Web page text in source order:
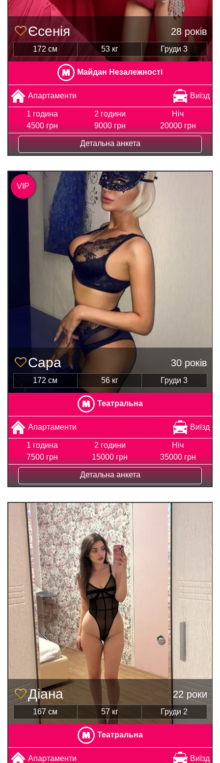
Єсенія 28 років
172 см 53 кг Груди 3
Майдан Незалежності
Апартаменти Виїзд
1 година
4500 грн
2 години
9000 грн
Ніч
20000 грн
Детальна анкета
Сара 30 років
172 см 56 кг Груди 3
Театральна
Апартаменти Виїзд
1 година
7500 грн
2 години
15000 грн
Ніч
35000 грн
Детальна анкета
VIP
Діана 22 роки
167 см 57 кг Груди 2
Театральна
Апартаменти Виїзд